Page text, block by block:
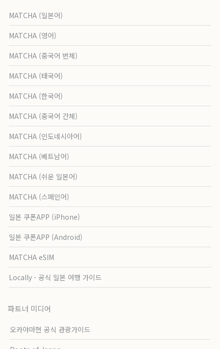
MATCHA (일본어)
MATCHA (영어)
MATCHA (중국어 번체)
MATCHA (태국어)
MATCHA (한국어)
MATCHA (중국어 간체)
MATCHA (인도네시아어)
MATCHA (베트남어)
MATCHA (쉬운 일본어)
MATCHA (스페인어)
일본 쿠폰APP (iPhone)
일본 쿠폰APP (Android)
MATCHA eSIM
Locally - 공식 일본 여행 가이드
파트너 미디어
오카야마현 공식 관광가이드